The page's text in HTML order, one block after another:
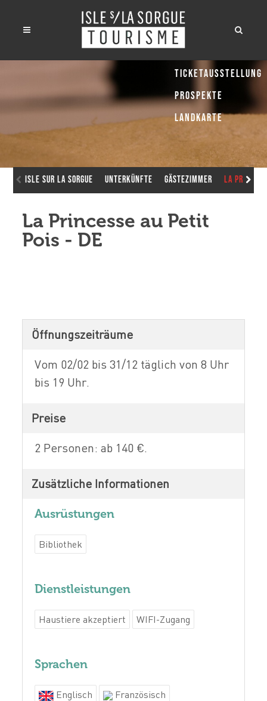
Isle sur la Sorgue Unterkünfte Gästezimmer La
La Princesse au Petit
Pois - DE
Öffnungszeiträume
Vom 02/02 bis 31/12 täglich von 8 Uhr
bis 19 Uhr.
Preise
2 Personen: ab 140 €.
Zusätzliche Informationen
Ausrüstungen
Bibliothek
Dienstleistungen
Haustiere akzeptiert WIFI-Zugang
Sprachen
Englisch Französisch
Ticketausstellung
Prospekte
Landkarte